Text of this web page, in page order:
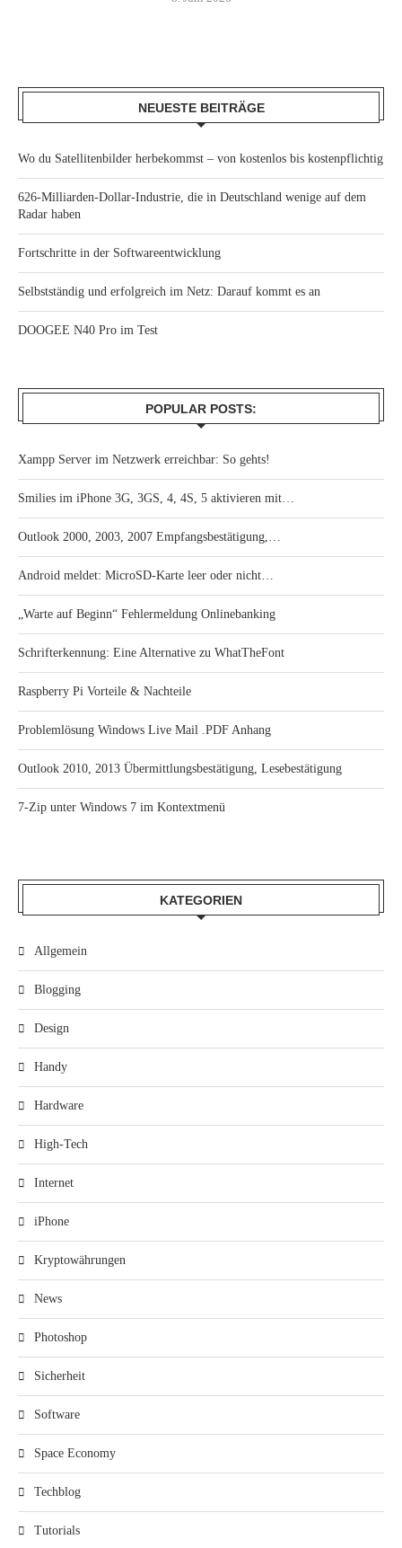
NEUESTE BEITRÄGE
Wo du Satellitenbilder herbekommst – von kostenlos bis kostenpflichtig
626-Milliarden-Dollar-Industrie, die in Deutschland wenige auf dem
Radar haben
Fortschritte in der Softwareentwicklung
Selbstständig und erfolgreich im Netz: Darauf kommt es an
DOOGEE N40 Pro im Test
POPULAR POSTS:
Xampp Server im Netzwerk erreichbar: So gehts!
Smilies im iPhone 3G, 3GS, 4, 4S, 5 aktivieren mit…
Outlook 2000, 2003, 2007 Empfangsbestätigung,…
Android meldet: MicroSD-Karte leer oder nicht…
„Warte auf Beginn“ Fehlermeldung Onlinebanking
Schrifterkennung: Eine Alternative zu WhatTheFont
Raspberry Pi Vorteile & Nachteile
Problemlösung Windows Live Mail .PDF Anhang
Outlook 2010, 2013 Übermittlungsbestätigung, Lesebestätigung
7-Zip unter Windows 7 im Kontextmenü
KATEGORIEN
Allgemein
Blogging
Design
Handy
Hardware
High-Tech
Internet
iPhone
Kryptowährungen
News
Photoshop
Sicherheit
Software
Space Economy
Techblog
Tutorials